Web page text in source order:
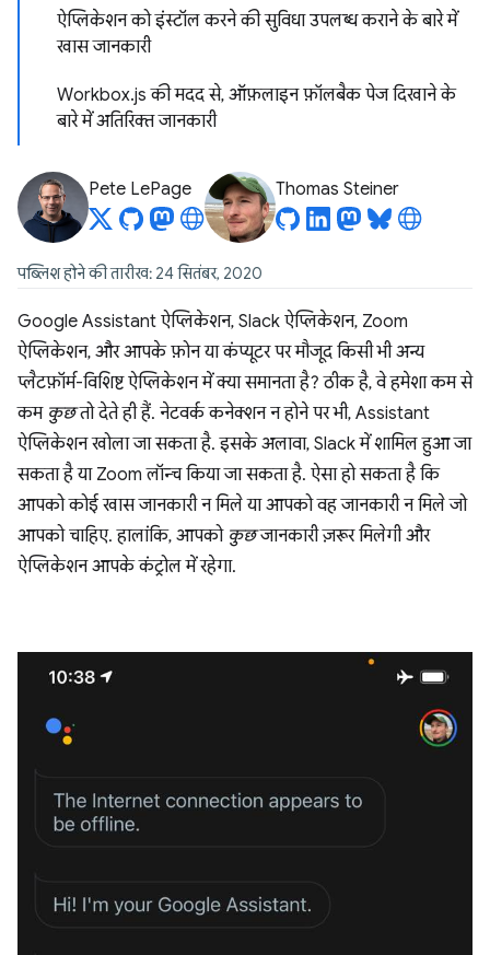
ऐप्लिकेशन को इंस्टॉल करने की सुविधा उपलब्ध कराने के बारे में
खास जानकारी
Workbox.js की मदद से, ऑफ़लाइन फ़ॉलबैक पेज दिखाने के
बारे में अतिरिक्त जानकारी
Pete LePage Thomas Steiner
पब्लिश होने की तारीख: 24 सितंबर, 2020
Google Assistant ऐप्लिकेशन, Slack ऐप्लिकेशन, Zoom
ऐप्लिकेशन, और आपके फ़ोन या कंप्यूटर पर मौजूद किसी भी अन्य
प्लैटफ़ॉर्म-विशिष्ट ऐप्लिकेशन में क्या समानता है? ठीक है, वे हमेशा कम से
कम कुछतो देते ही हैं. नेटवर्क कनेक्शन न होने पर भी, Assistant
ऐप्लिकेशन खोला जा सकता है. इसके अलावा, Slack में शामिल हुआ जा
सकता है या Zoom लॉन्च किया जा सकता है. ऐसा हो सकता है कि
आपको कोई खास जानकारी न मिले या आपको वह जानकारी न मिले जो
आपको चाहिए. हालांकि, आपको कुछजानकारी ज़रूर मिलेगी और
ऐप्लिकेशन आपके कंट्रोल में रहेगा.